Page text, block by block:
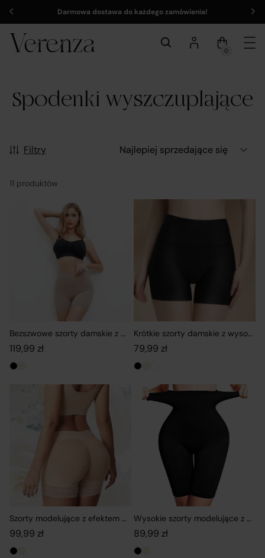
Darmowa dostawa do każdego zamówienia!
0
Spodenki wyszczuplające
Filtry
11 produktów
Bezszwowe szorty damskie z wysokim stanem pod sukienkę
119,99 zł
Krótkie szorty damskie z wysokim
79,99 zł
Szorty modelujące z efektem push-up i koronkowym
99,99 zł
Wysokie szorty modelujące z
89,99 zł